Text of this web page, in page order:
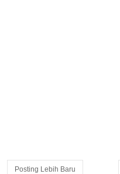
Posting Lebih Baru